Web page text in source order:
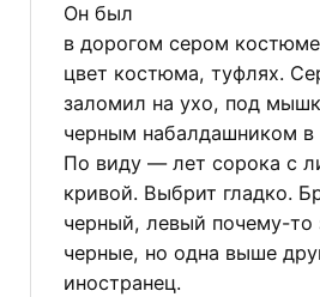
Он был
в дорогом сером
цвет костюма, туфлях.
заломил на ухо, под
черным набалдашником в
По виду — лет сорока с
кривой. Выбрит гладко.
черный, левый почему-то
черные, но одна выше
иностранец.